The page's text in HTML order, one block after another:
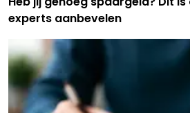
experts aanbevelen